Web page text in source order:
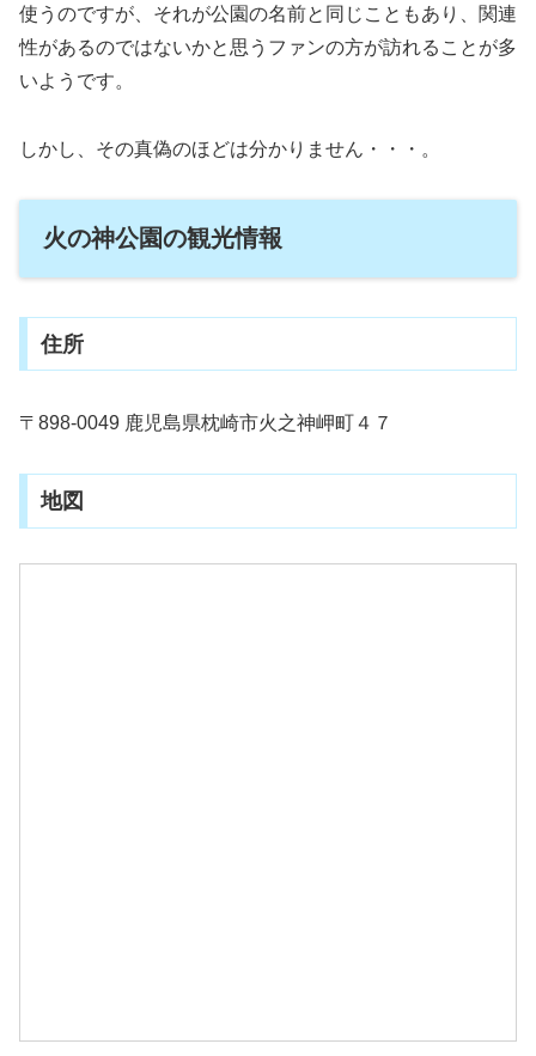
使うのですが、それが公園の名前と同じこともあり、関連
性があるのではないかと思うファンの方が訪れることが多
いようです。
しかし、その真偽のほどは分かりません・・・。
火の神公園の観光情報
住所
〒898-0049 鹿児島県枕崎市火之神岬町４７
地図